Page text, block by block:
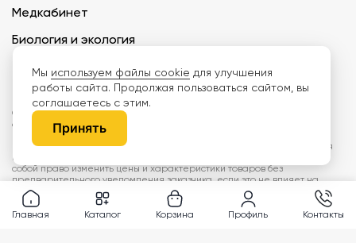
Медкабинет
Биология и экология
Технология
ООО «Дети наше будущее» ИНН 6671165273 ОГРН 1216600030250 КПП
667101001 БИК 046577674
Информация на сайте не является публичной офертой. Изображения
могут отличаться от поставляемых товаров. Поставщик оставляет за
собой право изменить цены и характеристики товаров без
предварительного уведомления заказчика, если это не влияет на
качество поставляемой продукции. Мы используем cookie, чтобы делать
сайт лучше. Пользуясь сайтом, вы соглашаетесь справилами
обработки персональных данных и политикой конфиденциальности.
Главная Каталог Корзина Профиль Контакты
Мы используем файлы cookie для улучшения
работы сайта. Продолжая пользоваться сайтом, вы
соглашаетесь с этим.
Принять